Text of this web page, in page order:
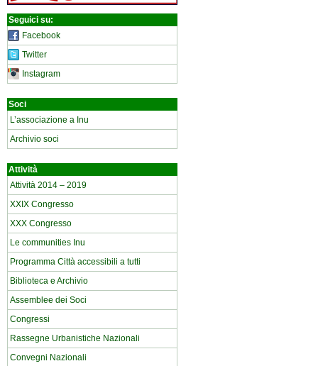
Seguici su:
Facebook
Twitter
Instagram
Soci
L’associazione a Inu
Archivio soci
Attività
Attività 2014 – 2019
XXIX Congresso
XXX Congresso
Le communities Inu
Programma Città accessibili a tutti
Biblioteca e Archivio
Assemblee dei Soci
Congressi
Rassegne Urbanistiche Nazionali
Convegni Nazionali